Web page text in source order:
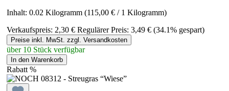
Inhalt: 0.02 Kilogramm (115,00 € / 1 Kilogramm)
Verkaufspreis: 2,30 € Regulärer Preis: 3,49 € (34.1% gespart)
Preise inkl. MwSt. zzgl. Versandkosten
über 10 Stück verfügbar
In den Warenkorb
Rabatt %